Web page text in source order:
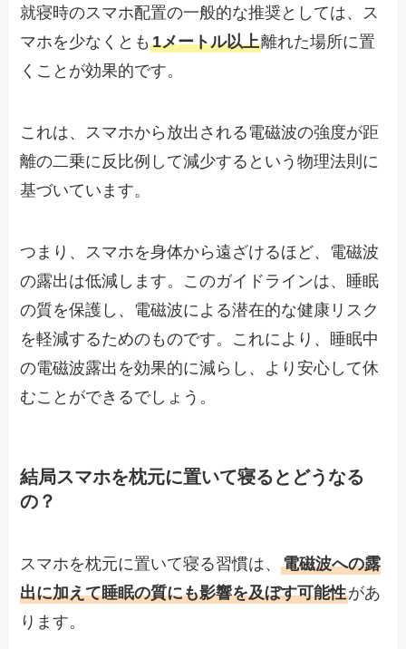
就寝時のスマホ配置の一般的な推奨としては、ス
マホを少なくとも1メートル以上離れた場所に置
くことが効果的です。
これは、スマホから放出される電磁波の強度が距
離の二乗に反比例して減少するという物理法則に
基づいています。
つまり、スマホを身体から遠ざけるほど、電磁波
の露出は低減します。このガイドラインは、睡眠
の質を保護し、電磁波による潜在的な健康リスク
を軽減するためのものです。これにより、睡眠中
の電磁波露出を効果的に減らし、より安心して休
むことができるでしょう。
結局スマホを枕元に置いて寝るとどうなる
の？
スマホを枕元に置いて寝る習慣は、電磁波への露
出に加えて睡眠の質にも影響を及ぼす可能性があ
ります。